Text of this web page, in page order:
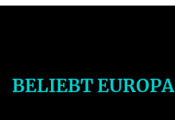
BELIEBT EUROPA